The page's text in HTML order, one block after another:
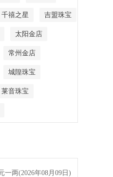
千禧之星 吉盟珠宝
太阳金店
常州金店
城隍珠宝
莱音珠宝
一两(2026年08月09日)